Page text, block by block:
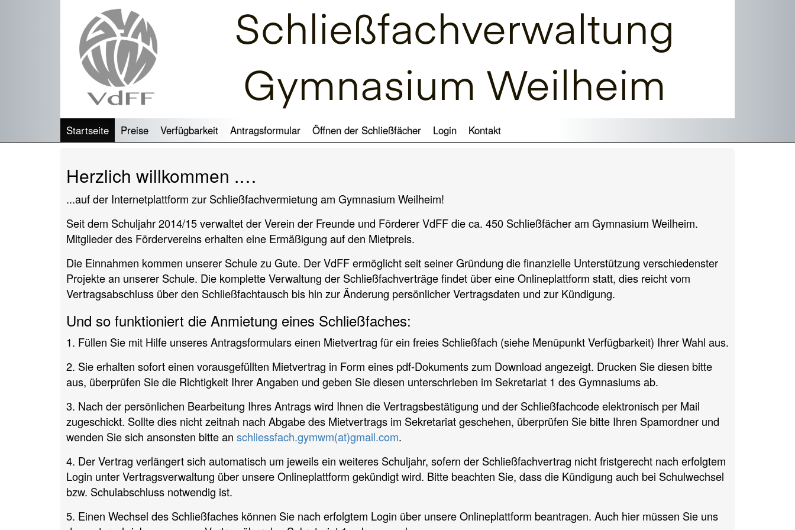
Startseite Preise Verfügbarkeit Antragsformular Öffnen der Schließfächer Login Kontakt
Herzlich willkommen .…
...auf der Internetplattform zur Schließfachvermietung am Gymnasium Weilheim!
Seit dem Schuljahr 2014/15 verwaltet der Verein der Freunde und Förderer VdFF die ca. 450 Schließfächer am Gymnasium Weilheim.
Mitglieder des Fördervereins erhalten eine Ermäßigung auf den Mietpreis.
Die Einnahmen kommen unserer Schule zu Gute. Der VdFF ermöglicht seit seiner Gründung die finanzielle Unterstützung verschiedenster
Projekte an unserer Schule. Die komplette Verwaltung der Schließfachverträge findet über eine Onlineplattform statt, dies reicht vom
Vertragsabschluss über den Schließfachtausch bis hin zur Änderung persönlicher Vertragsdaten und zur Kündigung.
Und so funktioniert die Anmietung eines Schließfaches:
1. Füllen Sie mit Hilfe unseres Antragsformulars einen Mietvertrag für ein freies Schließfach (siehe Menüpunkt Verfügbarkeit) Ihrer Wahl aus.
2. Sie erhalten sofort einen vorausgefüllten Mietvertrag in Form eines pdf-Dokuments zum Download angezeigt. Drucken Sie diesen bitte
aus, überprüfen Sie die Richtigkeit Ihrer Angaben und geben Sie diesen unterschrieben im Sekretariat 1 des Gymnasiums ab.
3. Nach der persönlichen Bearbeitung Ihres Antrags wird Ihnen die Vertragsbestätigung und der Schließfachcode elektronisch per Mail
zugeschickt. Sollte dies nicht zeitnah nach Abgabe des Mietvertrags im Sekretariat geschehen, überprüfen Sie bitte Ihren Spamordner und
wenden Sie sich ansonsten bitte an schliessfach.gymwm(at)gmail.com.
4. Der Vertrag verlängert sich automatisch um jeweils ein weiteres Schuljahr, sofern der Schließfachvertrag nicht fristgerecht nach erfolgtem
Login unter Vertragsverwaltung über unsere Onlineplattform gekündigt wird. Bitte beachten Sie, dass die Kündigung auch bei Schulwechsel
bzw. Schulabschluss notwendig ist.
5. Einen Wechsel des Schließfaches können Sie nach erfolgtem Login über unsere Onlineplattform beantragen. Auch hier müssen Sie uns